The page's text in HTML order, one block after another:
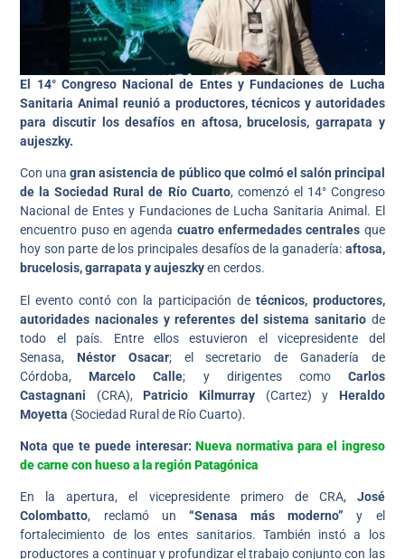
El 14° Congreso Nacional de Entes y Fundaciones de Lucha
Sanitaria Animal reunió a productores, técnicos y autoridades
para discutir los desafíos en aftosa, brucelosis, garrapata y
aujeszky.
Con unagran asistencia de público que colmó el salón principal
de la Sociedad Rural de Río Cuarto, comenzó el 14° Congreso
Nacional de Entes y Fundaciones de Lucha Sanitaria Animal. El
encuentro puso en agenda cuatro enfermedades centrales que
hoy son parte de los principales desafíos de la ganadería: aftosa,
brucelosis, garrapata y aujeszkyen cerdos.
El evento contó con la participación de técnicos, productores,
autoridades nacionales y referentes del sistema sanitario de
todo el país. Entre ellos estuvieron el vicepresidente del
Senasa, Néstor Osacar; el secretario de Ganadería de
Córdoba, Marcelo Calle; y dirigentes como Carlos
Castagnani (CRA), Patricio Kilmurray (Cartez) y Heraldo
Moyetta (Sociedad Rural de Río Cuarto).
Nota que te puede interesar: Nueva normativa para el ingreso
de carne con hueso a la región Patagónica
En la apertura, el vicepresidente primero de CRA, José
Colombatto, reclamó un “Senasa más moderno” y el
fortalecimiento de los entes sanitarios. También instó a los
productores a continuar y profundizar el trabajo conjunto con las